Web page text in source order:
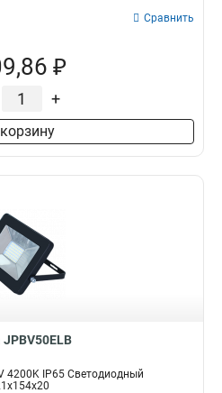
Сравнить
₽
+
JPBV50ELB
4200K IP65 Светодиодный